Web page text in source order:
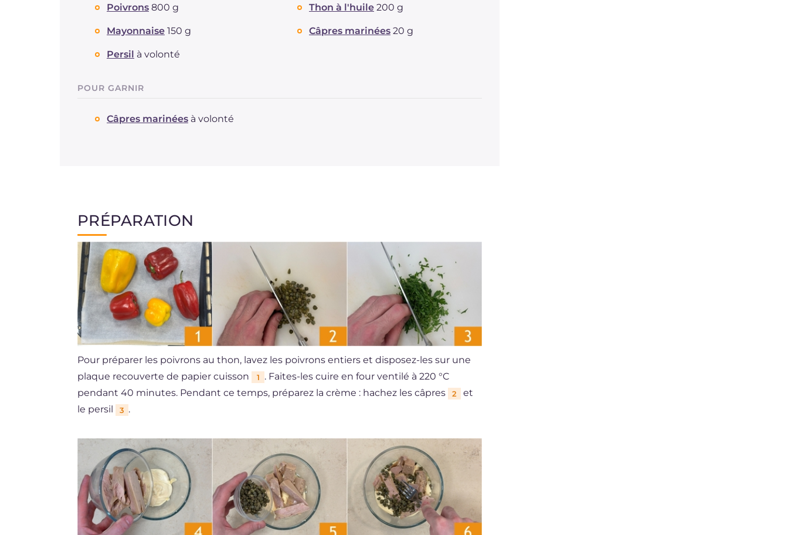
Poivrons 800 g Thon à l'huile 200 g
Mayonnaise 150 g Câpres marinées 20 g
Persil à volonté
POUR GARNIR
Câpres marinées à volonté
PRÉPARATION
Pour préparer les poivrons au thon, lavez les poivrons entiers et disposez-les sur une
plaque recouverte de papier cuisson
1
. Faites-les cuire en four ventilé à 220 °C
pendant 40 minutes. Pendant ce temps, préparez la crème : hachez les câpres
2
et
le persil
3 .